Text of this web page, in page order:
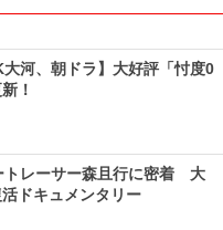
大河、朝ドラ】大好評「忖度0
！
トレーサー森且行に密着 大
ドキュメンタリー